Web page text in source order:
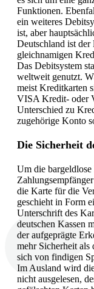
Funktionen.
ein weiteres
ist, aber
Deutschland ist
gleichnamigen
Das Debitsystem
weltweit genutzt.
meist Kreditkarten
VISA Kredit- oder
Unterschied zu
zugehörige Konto
Die Sicherheit
Um die
die Karte für die
geschieht in Form
Unterschrift des
deutschen Kassen
der aufgeprägte
mehr Sicherheit als
sich von findigen
Im Ausland wird
nicht ausgelesen,